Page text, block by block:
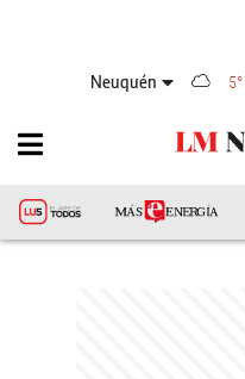
Neuquén 5°